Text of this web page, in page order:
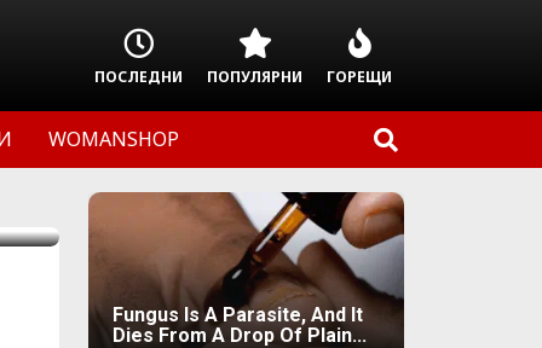
ПОСЛЕДНИ ПОПУЛЯРНИ ГОРЕЩИ
WOMANSHOP
Fungus Is A Parasite, And It
Dies From A Drop Of Plain...